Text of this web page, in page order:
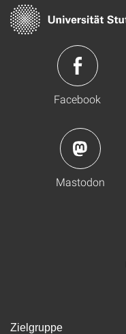
Facebook
Mastodon
Zielgruppe